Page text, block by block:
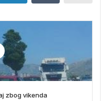
zbog vikenda